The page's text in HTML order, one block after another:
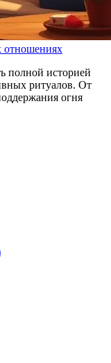
отношениях
полной историей
ритуалов. От
огня